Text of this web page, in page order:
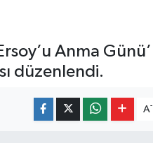
Anma Günü’
düzenlendi.
A-